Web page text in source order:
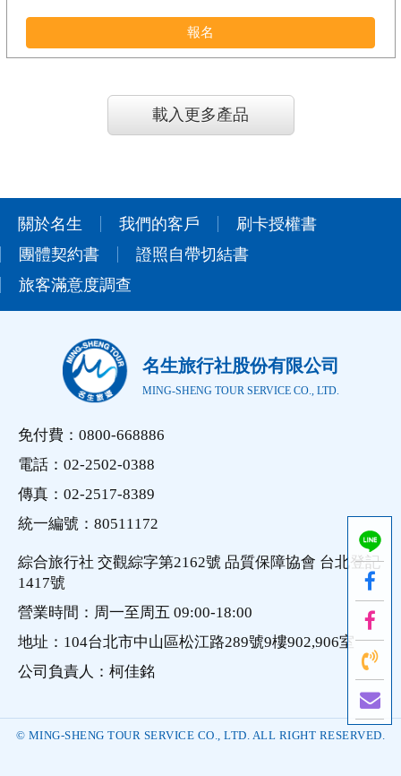
報名
載入更多產品
關於名生 我們的客戶
刷卡授權書
團體契約書
證照自帶切結書
旅客滿意度調查
名生旅行社股份有限公司
MING-SHENG TOUR SERVICE CO., LTD.
免付費：0800-668886
電話：02-2502-0388
傳真：02-2517-8389
統一編號：80511172
綜合旅行社 交觀綜字第2162號 品質保障協會 台北登記
1417號
營業時間：周一至周五 09:00-18:00
地址：104台北市中山區松江路289號9樓902,906室
公司負責人：柯佳銘
© MING-SHENG TOUR SERVICE CO., LTD. ALL RIGHT RESERVED.